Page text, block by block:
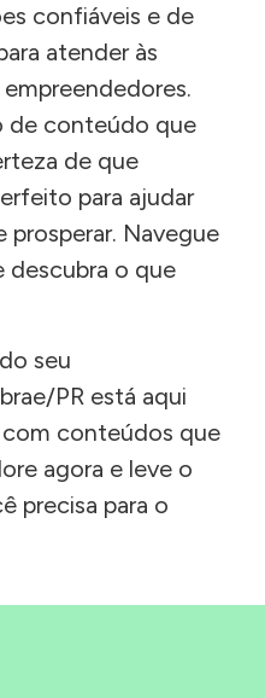
confiáveis e de
atender às
de conteúdo que
de que
para ajudar
prosperar. Navegue
descubra o que
seu
PR está aqui
com conteúdos que
agora e leve o
precisa para o